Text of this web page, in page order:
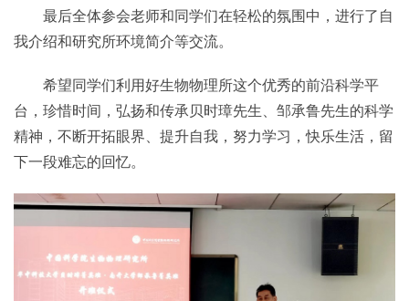
最后全体参会老师和同学们在轻松的氛围中，进行了自
我介绍和研究所环境简介等交流。
希望同学们利用好生物物理所这个优秀的前沿科学平
台，珍惜时间，弘扬和传承贝时璋先生、邹承鲁先生的科学
精神，不断开拓眼界、提升自我，努力学习，快乐生活，留
下一段难忘的回忆。